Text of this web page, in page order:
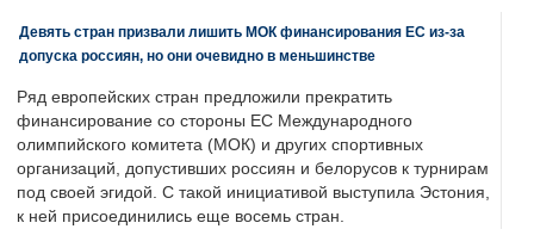
Девять стран призвали лишить МОК финансирования ЕС из-за
допуска россиян, но они очевидно в меньшинстве
Ряд европейских стран предложили прекратить
финансирование со стороны ЕС Международного
олимпийского комитета (МОК) и других спортивных
организаций, допустивших россиян и белорусов к турнирам
под своей эгидой. С такой инициативой выступила Эстония,
к ней присоединились еще восемь стран.